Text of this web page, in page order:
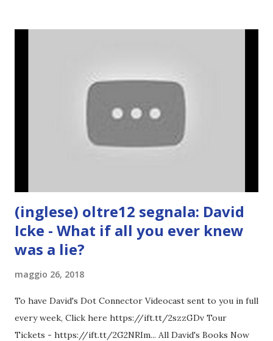
(inglese) oltre12 segnala: David
Icke - What if all you ever knew
was a lie?
maggio 26, 2018
To have David's Dot Connector Videocast sent to you in full
every week, Click here https://ift.tt/2szzGDv Tour
Tickets - https://ift.tt/2G2NRIm... All David's Books Now